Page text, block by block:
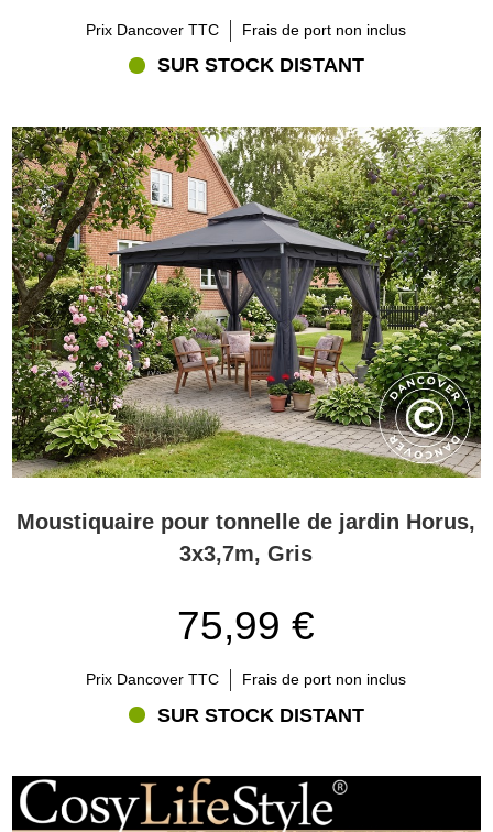
Prix Dancover TTC Frais de port non inclus
SUR STOCK DISTANT
Moustiquaire pour tonnelle de jardin Horus,
3x3,7m, Gris
75,99 €
Prix Dancover TTC Frais de port non inclus
SUR STOCK DISTANT